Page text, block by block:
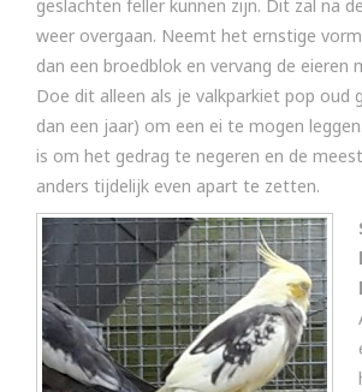
geslachten feller kunnen zijn. Dit zal na
weer overgaan. Neemt het ernstige
dan een broedblok en vervang de eieren
Doe dit alleen als je valkparkiet pop oud
dan een jaar) om een ei te mogen
is om het gedrag te negeren en de
anders tijdelijk even apart te zetten.